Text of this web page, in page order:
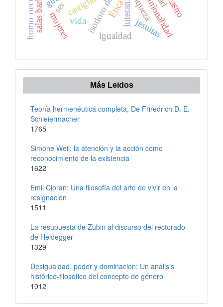
jesuitas
riqueza
ser
vida
Ética
igualdad
mujeres
Más Leidos
Teoría hermenéutica completa, De Friredrich D. E.
Schleiermacher
1765
Simone Weil: la atención y la acción como
reconocimiento de la existencia
1622
Emil Cioran: Una filosofía del arte de vivir en la
resignación
1511
La resupuesta de Zubiri al discurso del rectorado
de Heidegger
1329
Desigualdad, poder y dominación: Un análisis
histórico-filosófico del concepto de género
1012